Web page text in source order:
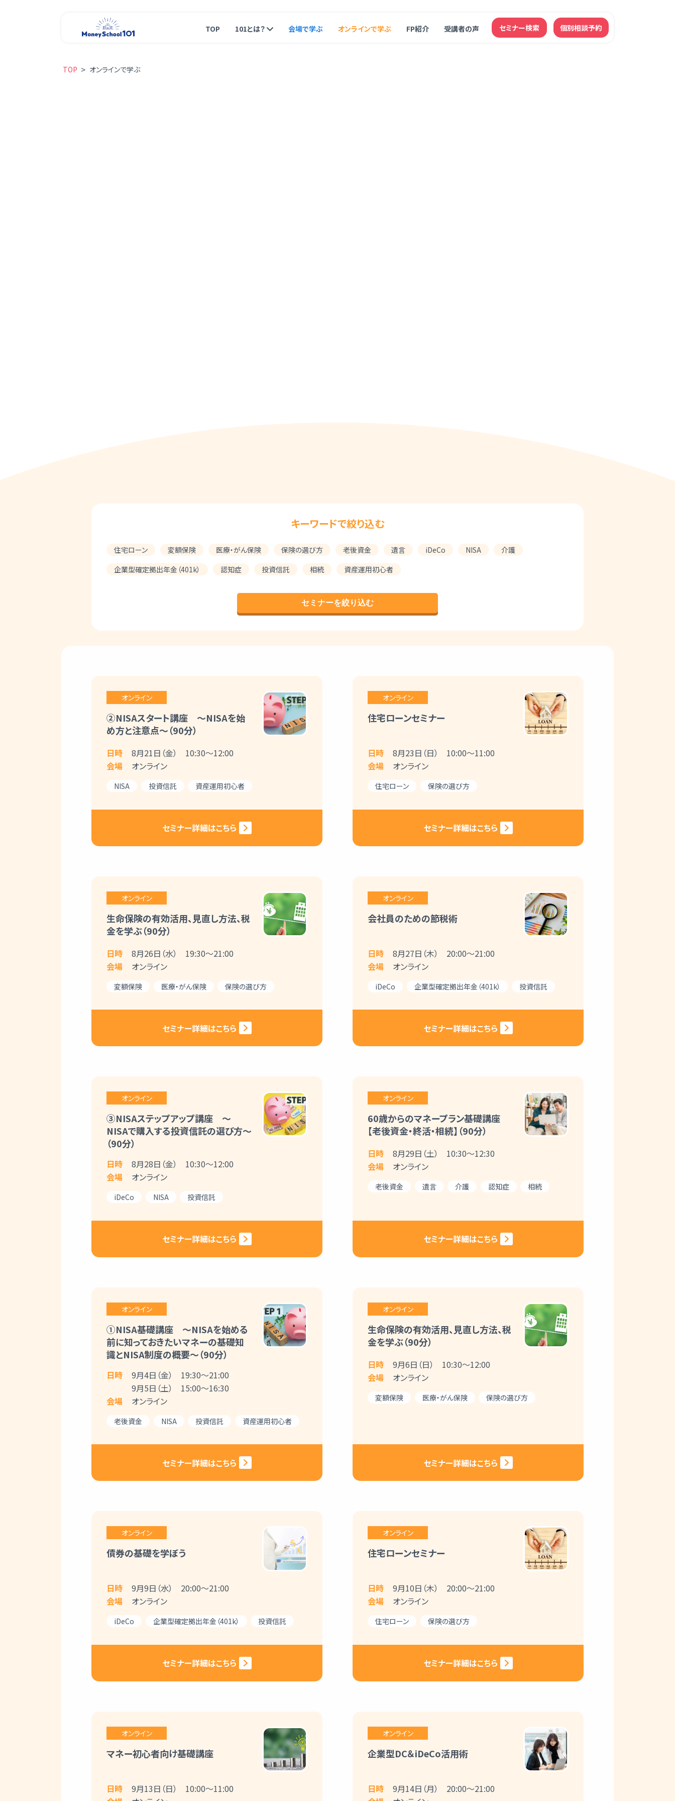
TOP 101とは？ 会場で学ぶ オンラインで学ぶ FP紹介 受講者の声 セミナー検索 個別相談予約
TOP > オンラインで学ぶ
キーワードで絞り込む
住宅ローン 変額保険 医療・がん保険 保険の選び方 老後資金 遺言 iDeCo NISA
介護
企業型確定拠出年金（401k）
認知症 投資信託 相続 資産運用初心者
オンライン
②NISAスタート講座 ～NISAを始
め方と注意点～（90分）
日時
8月21日（金） 10:30～12:00
会場
オンライン
NISA 投資信託 資産運用初心者
セミナー詳細はこちら
オンライン
住宅ローンセミナー
日時
8月23日（日） 10:00～11:00
会場
オンライン
住宅ローン 保険の選び方
セミナー詳細はこちら
オンライン
生命保険の有効活用、見直し方法、税
金を学ぶ（90分）
日時
8月26日（水） 19:30～21:00
会場
オンライン
変額保険 医療・がん保険 保険の選び方
セミナー詳細はこちら
オンライン
会社員のための節税術
日時
8月27日（木） 20:00～21:00
会場
オンライン
iDeCo 企業型確定拠出年金（401k） 投資信託
セミナー詳細はこちら
オンライン
③NISAステップアップ講座 ～
NISAで購入する投資信託の選び方～
（90分）
日時
8月28日（金） 10:30～12:00
会場
オンライン
iDeCo NISA 投資信託
セミナー詳細はこちら
オンライン
60歳からのマネープラン基礎講座
【老後資金・終活・相続】（90分）
日時
8月29日（土） 10:30～12:30
会場
オンライン
老後資金 遺言 介護 認知症 相続
セミナー詳細はこちら
オンライン
①NISA基礎講座 ～NISAを始める
前に知っておきたいマネーの基礎知
識とNISA制度の概要～（90分）
日時
9月4日（金） 19:30～21:00
9月5日（土） 15:00～16:30
会場
オンライン
老後資金 NISA 投資信託 資産運用初心者
セミナー詳細はこちら
オンライン
生命保険の有効活用、見直し方法、税
金を学ぶ（90分）
日時
9月6日（日） 10:30～12:00
会場
オンライン
変額保険 医療・がん保険 保険の選び方
セミナー詳細はこちら
オンライン
債券の基礎を学ぼう
日時
9月9日（水） 20:00～21:00
会場
オンライン
iDeCo 企業型確定拠出年金（401k） 投資信託
セミナー詳細はこちら
オンライン
住宅ローンセミナー
日時
9月10日（木） 20:00～21:00
会場
オンライン
住宅ローン 保険の選び方
セミナー詳細はこちら
オンライン
マネー初心者向け基礎講座
日時
9月13日（日） 10:00～11:00
オンライン
企業型DC＆iDeCo活用術
日時
9月14日（月） 20:00～21:00